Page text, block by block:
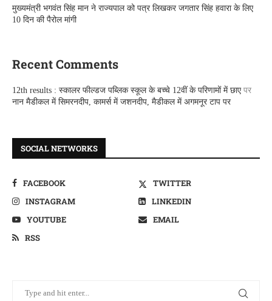
मुख्यमंत्री भगवंत सिंह मान ने राज्यपाल को पत्र लिखकर जगतार सिंह हवारा के लिए
10 दिन की पैरोल मांगी
Recent Comments
12th results : स्कालर फील्डज पब्लिक स्कूल के बच्चे 12वीं के परिणामों में छाएपर
नान मैडीकल में सिमरनदीप, कामर्स में जशनदीप, मैडीकल में अगमनूर टाप पर
SOCIAL NETWORKS
FACEBOOK
TWITTER
INSTAGRAM
LINKEDIN
YOUTUBE
EMAIL
RSS